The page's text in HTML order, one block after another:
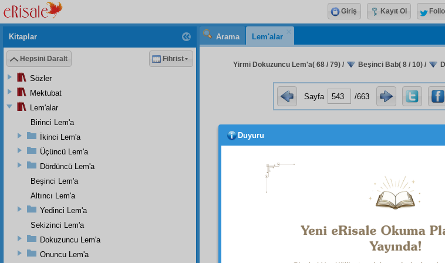
Arama Lem'alar
Yirmi Dokuzuncu Lem'a( 68 / 79) / Beşinci Bab( 8 / 10) /
Sayfa /663
مِنَ الْعِلْمِ وَاْلاِرَادَةِ وَالْقُدْرَةِ الْجُزْئِيَّةِ
عِلْمَهُ الْمُحِيطَ بِمِيزَانٍ عِلْمِىَ الْجُزْئِيِّ
إِلهِى هُوَ الْكَامِلُ الْمُطْلَقُ، فَكُلُّ مَافِى الْكَوْنِ
اِلٰى كَمَالِهِ وَكَذَا حَسْبِى مِنَ الْكَمَالِ فِى
مَنْبَعٌ لِكُلِّ كَمَالاَتِهِ
Kitaplar
Hepsini Daralt Fihrist
Sözler
Mektubat
Lem'alar
Birinci Lem'a
İkinci Lem'a
Üçüncü Lem'a
Dördüncü Lem'a
Beşinci Lem'a
Altıncı Lem'a
Yedinci Lem'a
Sekizinci Lem'a
Dokuzuncu Lem'a
Onuncu Lem'a
Giriş Kayıt Ol
Duyuru